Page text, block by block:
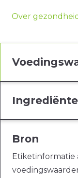
Over
Bron
Etiketinformatie